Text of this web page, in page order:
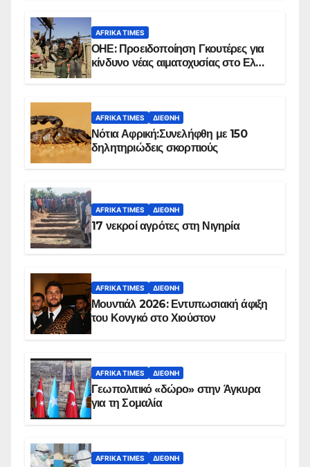
AFRIKA TIMES
ΟΗΕ: Προειδοποίηση Γκουτέρες για
κίνδυνο νέας αιματοχυσίας στο Ελ
AFRIKA TIMES ΔΙΕΘΝΉ
Νότια Αφρική:Συνελήφθη με 150
δηλητηριώδεις σκορπιούς
AFRIKA TIMES ΔΙΕΘΝΉ
17 νεκροί αγρότες στη Νιγηρία
AFRIKA TIMES ΔΙΕΘΝΉ
Μουντιάλ 2026: Εντυπωσιακή άφιξη
του Κονγκό στο Χιούστον
AFRIKA TIMES ΔΙΕΘΝΉ
Γεωπολιτικό «δώρο» στην Άγκυρα
για τη Σομαλία
AFRIKA TIMES ΔΙΕΘΝΉ